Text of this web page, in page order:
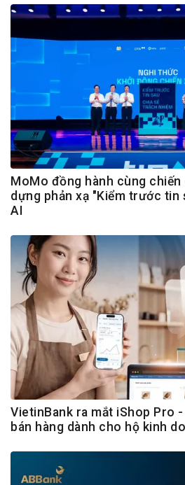
MoMo đồng hành cùng
dựng phản xạ "Kiểm trước tin
AI
VietinBank ra mắt iShop Pro
bán hàng dành cho hộ kinh